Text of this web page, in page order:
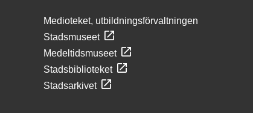
Medioteket, utbildningsförvaltningen
Stadsmuseet
Medeltidsmuseet
Stadsbiblioteket
Stadsarkivet